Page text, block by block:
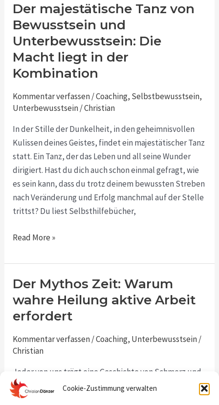
Cookie-Zustimmung verwalten
Der majestätische Tanz von
Bewusstsein und
Unterbewusstsein: Die
Macht liegt in der
Kombination
Kommentar verfassen/Coaching, Selbstbewusstsein,
Unterbewusstsein/Christian
In der Stille der Dunkelheit, in den geheimnisvollen
Kulissen deines Geistes, findet ein majestätischer Tanz
statt. Ein Tanz, der das Leben und all seine Wunder
dirigiert. Hast du dich auch schon einmal gefragt, wie
es sein kann, dass du trotz deinem bewussten Streben
nach Veränderung und Erfolg manchmal auf der Stelle
trittst? Du liest Selbsthilfebücher,
Der
majestätische
Tanz
von
Bewusstsein
und
Die
liegt
in
der
Kombination
Read More »
Der Mythos Zeit: Warum
wahre Heilung aktive Arbeit
erfordert
Kommentar verfassen/Coaching, Unterbewusstsein/
Christian
Jeder von uns trägt eine Geschichte von Schmerz und
Verletzungen in sich. Momente, in denen wir uns
verlassen, ungeliebt oder gebrochen gefühlt haben.
Der
Mythos
Zeit:
Warum
wahre
Heilung
Arbeit
erfordert